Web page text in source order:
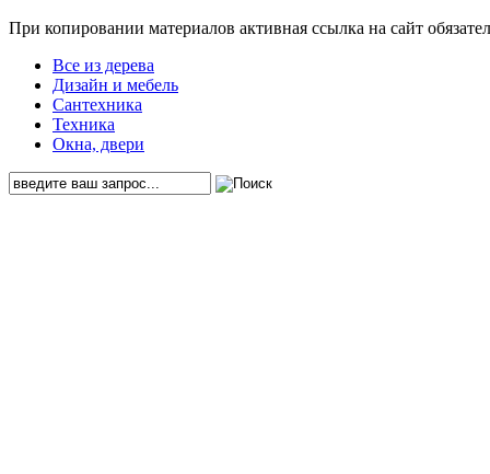
При копировании материалов активная ссылка на сайт
Все из дерева
Дизайн и мебель
Сантехника
Техника
Окна, двери